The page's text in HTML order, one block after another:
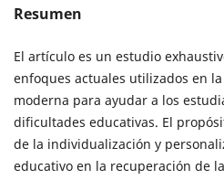
Resumen
El artículo es un estudio
enfoques actuales utilizados en
moderna para ayudar a los
dificultades educativas. El
de la individualización y
educativo en la recuperación de